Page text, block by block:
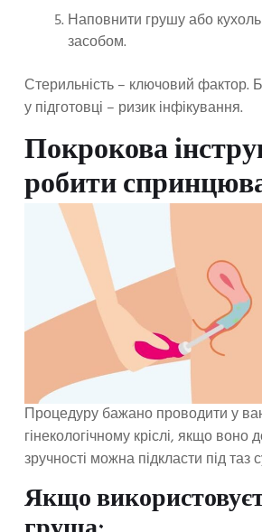
Наповнити грушу або
засобом.
Стерильність – ключовий фактор.
у підготовці – ризик інфікування.
Покрокова
робити
Процедуру бажано проводити у
гінекологічному кріслі, якщо воно
зручності можна підкласти під таз
Якщо